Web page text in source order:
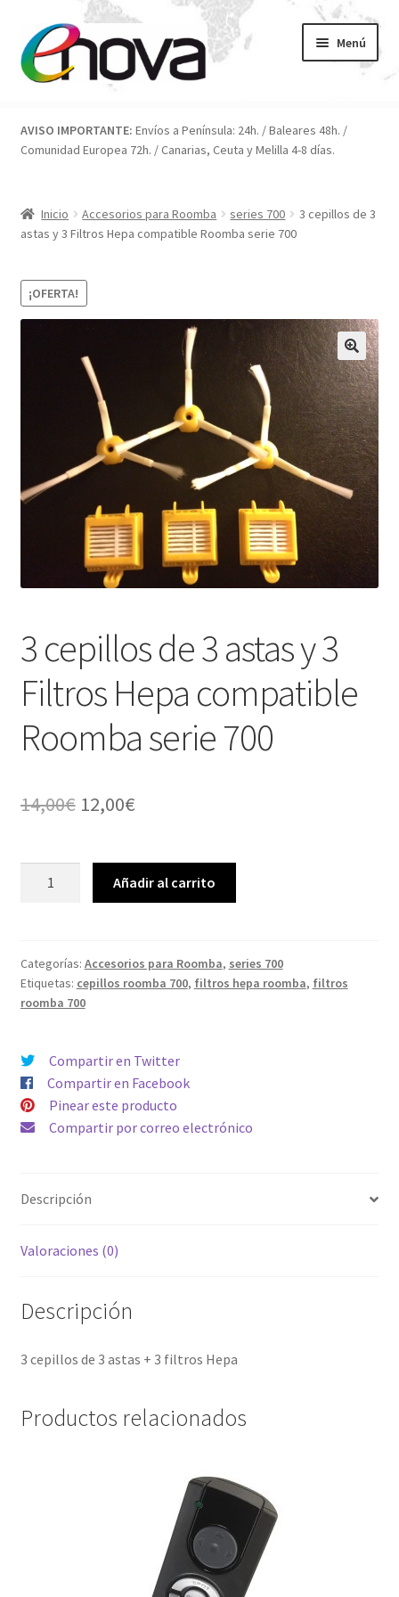
a
la
al
contenido
Menú
Blog
Contacto
Finalizar compra
AVISO IMPORTANTE: Envíos a Península: 24h. / Baleares 48h. /
Comunidad Europea 72h. / Canarias, Ceuta y Melilla 4-8 días.
Inicio Accesorios para Roomba series 700
3 cepillos de 3
astas y 3 Filtros Hepa compatible Roomba serie 700
¡OFERTA!
3 cepillos de 3 astas y 3
Filtros Hepa compatible
Roomba serie 700
14,00€ El
original
era:
12,00€El
actual
es:
astas
y
3
Hepa
compatible
Roomba
serie
Añadir al carrito
Categorías: Accesorios para Roomba, series 700
Etiquetas: cepillos roomba 700, filtros hepa roomba, filtros
roomba 700
Compartir en Twitter
Compartir en Facebook
Pinear este producto
Compartir por correo electrónico
Descripción
Valoraciones (0)
Descripción
3 cepillos de 3 astas + 3 filtros Hepa
Productos relacionados